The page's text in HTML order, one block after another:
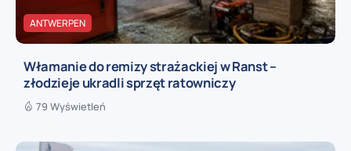
ANTWERPEN
Włamanie do remizy strażackiej w Ranst –
złodzieje ukradli sprzęt ratowniczy
79 Wyświetleń